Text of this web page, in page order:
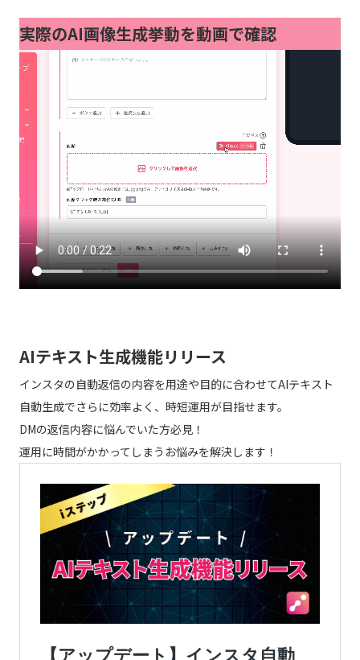
実際のAI画像生成挙動を動画で確認
AIテキスト生成機能リリース
インスタの自動返信の内容を用途や目的に合わせてAIテキスト
自動生成でさらに効率よく、時短運用が目指せます。
DMの返信内容に悩んでいた方必見！
運用に時間がかかってしまうお悩みを解決します！